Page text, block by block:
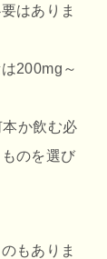
はありま
200mg～
か飲む必
のを選び
もありま